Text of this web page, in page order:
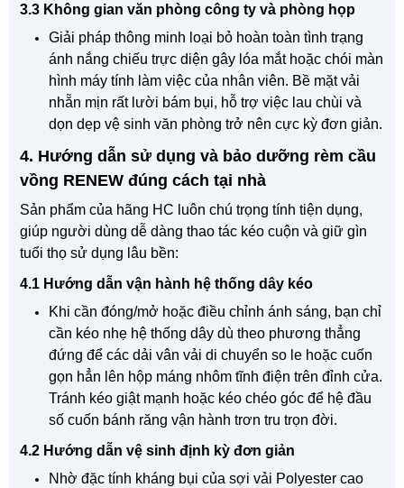
3.3 Không gian văn phòng công ty và phòng họp
Giải pháp thông minh loại bỏ hoàn toàn tình trạng
ánh nắng chiếu trực diện gây lóa mắt hoặc chói màn
hình máy tính làm việc của nhân viên. Bề mặt vải
nhẵn mịn rất lười bám bụi, hỗ trợ việc lau chùi và
dọn dẹp vệ sinh văn phòng trở nên cực kỳ đơn giản.
4. Hướng dẫn sử dụng và bảo dưỡng rèm cầu
vồng RENEW đúng cách tại nhà
Sản phẩm của hãng HC luôn chú trọng tính tiện dụng,
giúp người dùng dễ dàng thao tác kéo cuộn và giữ gìn
tuổi thọ sử dụng lâu bền:
4.1 Hướng dẫn vận hành hệ thống dây kéo
Khi cần đóng/mở hoặc điều chỉnh ánh sáng, bạn chỉ
cần kéo nhẹ hệ thống dây dù theo phương thẳng
đứng để các dải vân vải di chuyển so le hoặc cuốn
gọn hẳn lên hộp máng nhôm tĩnh điện trên đỉnh cửa.
Tránh kéo giật mạnh hoặc kéo chéo góc để hệ đầu
số cuốn bánh răng vận hành trơn tru trọn đời.
4.2 Hướng dẫn vệ sinh định kỳ đơn giản
Nhờ đặc tính kháng bụi của sợi vải Polyester cao